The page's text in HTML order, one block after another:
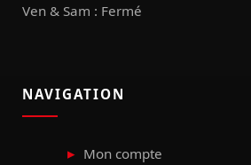
Ven & Sam : Fermé
NAVIGATION
Mon compte